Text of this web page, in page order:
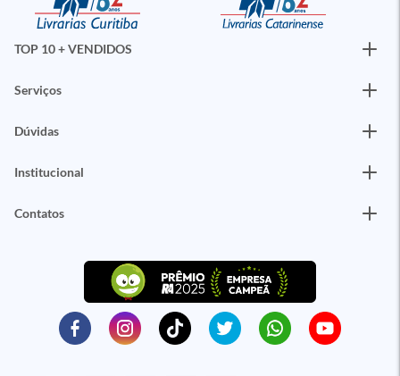
TOP 10 + VENDIDOS
Serviços
Dúvidas
Institucional
Contatos